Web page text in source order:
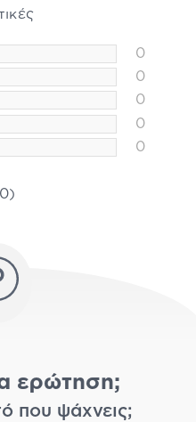
0
0
0
0
0
ερώτηση;
που ψάχνεις;